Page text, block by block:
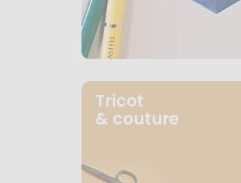
Tricot
& couture